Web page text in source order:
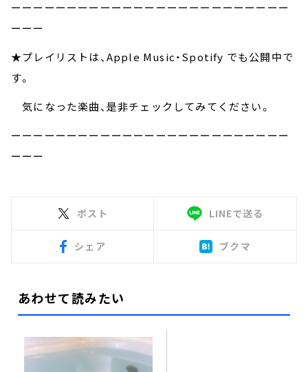
ーーーーーーーーーーーーーーーーーーーーーーーーー
ーーー
★プレイリストは、Apple Music・Spotify でも公開中で
す。
気になった楽曲、是非チェックしてみてください。
ーーーーーーーーーーーーーーーーーーーーーーーーー
ーーー
ポスト LINEで送る
シェア ブクマ
あわせて読みたい